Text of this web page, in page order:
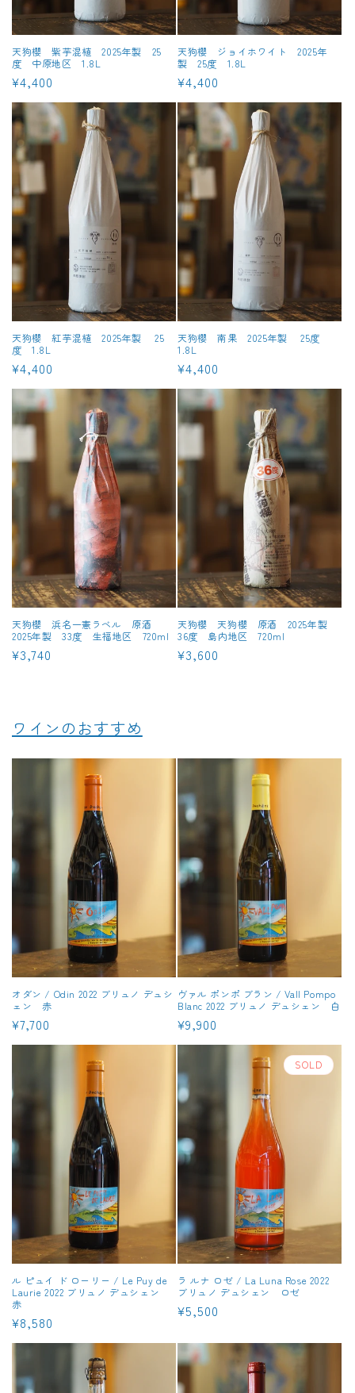
天狗櫻 紫芋混植 2025年製 25
度 中原地区 1.8L
通
常
価
格
¥4,400
天狗櫻 ジョイホワイト 2025年
製 25度 1.8L
通
常
価
格
¥4,400
天狗櫻 紅芋混植 2025年製 25
度 1.8L
通
常
価
格
¥4,400
天狗櫻 南果 2025年製 25度
1.8L
通
常
価
格
¥4,400
天狗櫻 浜名一憲ラベル 原酒
2025年製 33度 生福地区 720ml
通
¥3,740
天狗櫻 天狗櫻 原酒 2025年製
36度 島内地区 720ml
通
¥3,600
ワインのおすすめ
オダン / Odin 2022 ブリュノ デュシ
ェン 赤
通
常
格
¥7,700
ヴァル ポンポ ブラン / Vall Pompo
Blanc 2022 ブリュノ デュシェン 白
通
常
格
¥9,900
ル ピュイ ド ローリー / Le Puy de
Laurie 2022 ブリュノ デュシェン
赤
通
常
格
¥8,580
SOLD
ラ ルナ ロゼ / La Luna Rose 2022
ブリュノ デュシェン ロゼ
通
価
格
¥5,500